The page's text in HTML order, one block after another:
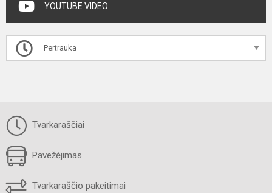
YOUTUBE VIDEO
Pertrauka
Tvarkaraščiai
Pavežėjimas
Tvarkaraščio pakeitimai